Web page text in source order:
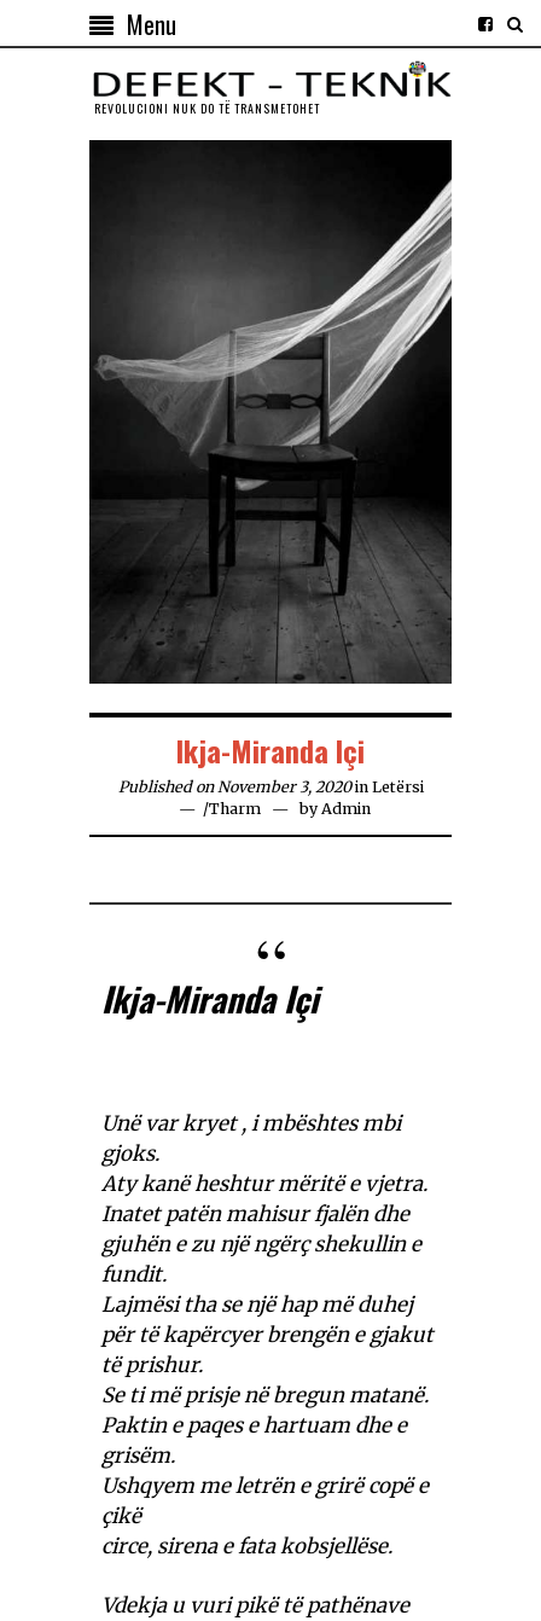
Menu
REVOLUCIONI NUK DO TЁ TRANSMETOHET
Ikja-Miranda Içi
Published on November 3, 2020 in Letërsi
/Tharm byAdmin
Ikja-Miranda Içi
Unë var kryet , i mbështes mbi
gjoks.
Aty kanë heshtur mëritë e vjetra.
Inatet patën mahisur fjalën dhe
gjuhën e zu një ngërç shekullin e
fundit.
Lajmësi tha se një hap më duhej
për të kapërcyer brengën e gjakut
të prishur.
Se ti më prisje në bregun matanë.
Paktin e paqes e hartuam dhe e
grisëm.
Ushqyem me letrën e grirë copë e
çikë
circe, sirena e fata kobsjellëse.
Vdekja u vuri pikë të pathënave